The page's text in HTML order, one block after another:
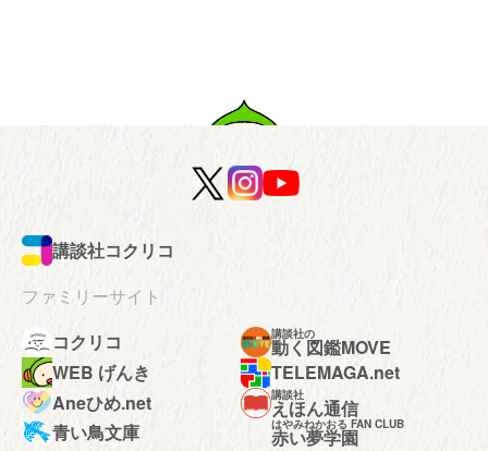
講談社コクリコ
ファミリーサイト
コクリコ
講談社の
動く図鑑MOVE
WEB げんき
TELEMAGA.net
Aneひめ.net
講談社
えほん通信
青い鳥文庫
はやみねかおる FAN CLUB
赤い夢学園